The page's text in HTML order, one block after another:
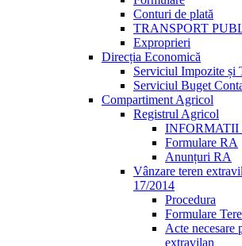
Conturi de plată
TRANSPORT
Exproprieri
Direcția Economică
Serviciul Impozite și
Serviciul Buget
Compartiment Agricol
Registrul Agricol
INFORMATII
Formulare RA
Anunțuri RA
Vânzare teren
17/2014
Procedura
Formulare
Acte necesare
extravilan